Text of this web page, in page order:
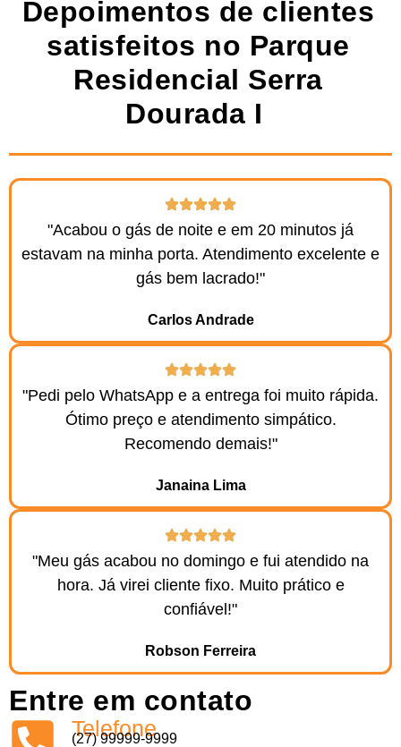
Depoimentos de clientes
satisfeitos no Parque
Residencial Serra
Dourada I ​
"Acabou o gás de noite e em 20 minutos já
estavam na minha porta. Atendimento excelente e
gás bem lacrado!"
Carlos Andrade
"Pedi pelo WhatsApp e a entrega foi muito rápida.
Ótimo preço e atendimento simpático.
Recomendo demais!"
Janaina Lima
"Meu gás acabou no domingo e fui atendido na
hora. Já virei cliente fixo. Muito prático e
confiável!"
Robson Ferreira
Entre em contato
Telefone
(27) 99999-9999